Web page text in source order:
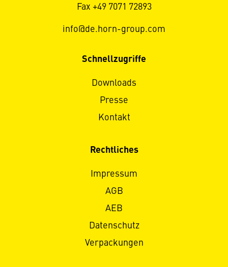
Fax +49 7071 72893
info@de.horn-group.com
Schnellzugriffe
Downloads
Presse
Kontakt
Rechtliches
Impressum
AGB
AEB
Datenschutz
Verpackungen